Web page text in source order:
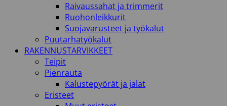
Raivaussahat ja trimmerit
Ruohonleikkurit
Suojavarusteet ja työkalut
Puutarhatyökalut
RAKENNUSTARVIKKEET
Teipit
Pienrauta
Kalustepyörät ja jalat
Eristeet